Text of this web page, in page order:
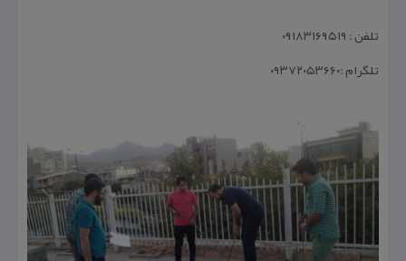
تلفن : ۰۹۱۸۳۱۶۹۵۱۹
تلگرام :۰۹۳۷۲۰۵۳۶۶۰